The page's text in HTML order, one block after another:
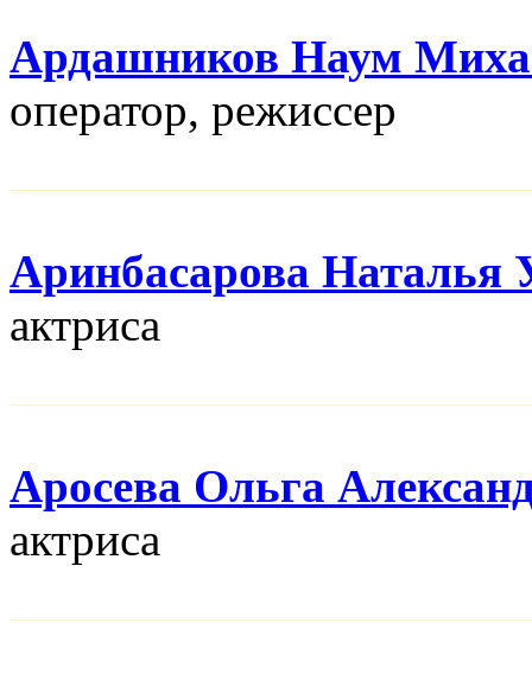
Ардашников Наум
оператор, режисcер
Аринбасарова Наталья
актриса
Аросева Ольга
актриса